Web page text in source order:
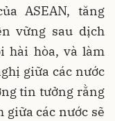
ASEAN, tăng
vững sau dịch
hài hòa, và làm
giữa các nước
tin tưởng rằng
các nước sẽ